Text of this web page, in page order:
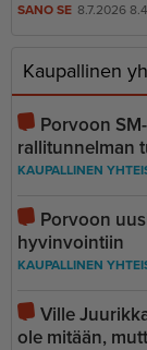
SANO SE 8.7.2026
Kaupallinen
Porvoon
rallitunnelman
KAUPALLINEN
Porvoon
hyvinvointiin
KAUPALLINEN
Ville
ole mitään,